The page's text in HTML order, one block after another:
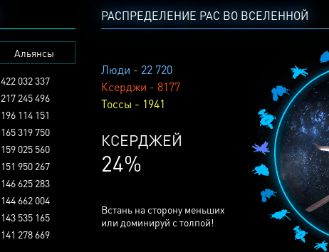
РАСПРЕДЕЛЕНИЕ РАС ВО ВСЕЛЕННОЙ
Люди - 22 720
Ксерджи - 8177
Тоссы - 1941
КСЕРДЖЕЙ
24%
Встань на сторону меньших
или доминируй с толпой!
Альянсы
422 032 337
217 245 496
196 114 151
165 319 750
159 025 560
151 950 267
146 625 283
144 662 004
143 535 165
141 278 669